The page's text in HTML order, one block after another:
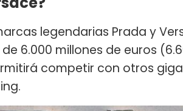
legendarias Prada y
6.000 millones de euros
competir con otros